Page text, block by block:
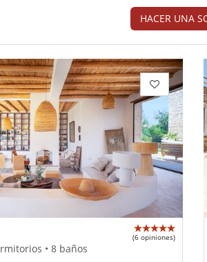
HACER UNA
(6 opiniones)
• 8 baños